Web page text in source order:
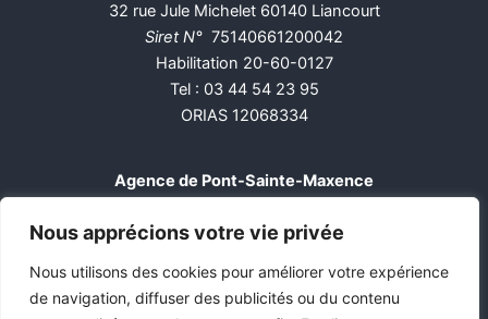
Nous apprécions votre vie privée
Nous utilisons des cookies pour améliorer votre expérience
de navigation, diffuser des publicités ou du contenu
32 rue Jule Michelet 60140 Liancourt
Siret N° 75140661200042
Habilitation 20-60-0127
Tel : 03 44 54 23 95
ORIAS 12068334
Agence de Pont-Sainte-Maxence
Siret N° 75140661200026
Tél. 03 44 56 38 72